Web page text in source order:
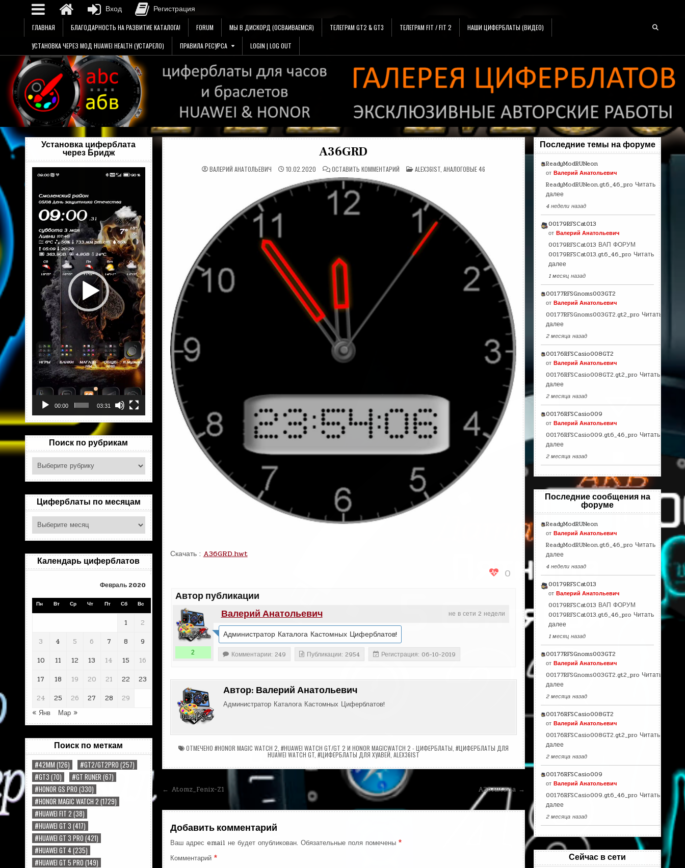
содержимому
ГЛАВНАЯ БЛАГОДАРНОСТЬ НА РАЗВИТИЕ КАТАЛОГА! FORUM МЫ В ДИСКОРД (ОСВАИВАЕМСЯ) ТЕЛЕГРАМ GT2 & GT3 ТЕЛЕГРАМ FIT / FIT 2 НАШИ ЦИФЕРБЛАТЫ (ВИДЕО)
УСТАНОВКА ЧЕРЕЗ МОД HUAWEI HEALTH (УСТАРЕЛО) ПРАВИЛА РЕСУРСА LOGIN | LOG OUT
Установка циферблата
через Бридж
Видеоплеер
00:00 03:31
Поиск по рубрикам
Поиск
рубрикам
Циферблаты по месяцам
Циферблаты
месяцам
Календарь циферблатов
Февраль 2020
Пн Вт Ср Чт Пт Сб Вс
1
2
3
4 5 6 7 8
9
10
11 12 13 14 15
16
17
18 19 20 21 22
23
24
25 26 27 28
29
« Янв
Мар »
Поиск по меткам
#42MM (126) #GT2/GT2PRO (257)
#GT3 (70) #GT RUNER (67)
#HONOR GS PRO (330)
#HONOR MAGIC WATCH 2 (1729)
#HUAWEI FIT 2 (38)
#HUAWEI GT 3 (417)
#HUAWEI GT 3 PRO (421)
#HUAWEI GT 4(235)
#HUAWEI GT 5 PRO (149)
A36GRD
ВАЛЕРИЙ АНАТОЛЬЕВИЧ 10.02.2020 ОСТАВИТЬ КОММЕНТАРИЙНА
A36GRD
ОПУБЛИКОВАНО
В
ALEX36IST, АНАЛОГОВЫЕ 46
Скачать :A36GRD.hwt
0
Автор публикации
не в сети 2 недели
Валерий Анатольевич
2
Администратор Каталога Кастомных Циферблатов!
Комментарии: 249 Публикации: 2954 Регистрация: 06-10-2019
Автор: Валерий Анатольевич
Администратор Каталога Кастомных Циферблатов!
ОТМЕЧЕНО #HONOR MAGIC WATCH 2, #HUAWEI WATCH GT/GT 2 И HONOR MAGICWATCH 2 - ЦИФЕРБЛАТЫ, #ЦИФЕРБЛАТЫ ДЛЯ
HUAWEI WATCH GT, #ЦИФЕРБЛАТЫ ДЛЯ ХУАВЕЙ, ALEX36IST
Навигация
по
записям
A36Autavia →
← Atomz_Fenix-Z1
Добавить комментарий
Ваш адрес email не будет опубликован. Обязательные поля помечены *
Комментарий *
Последние темы на форуме
ReadyModRUNeon
от Валерий Анатольевич
ReadyModRUNeon.gt6_46_pro Читать
далее
4 недели назад
00179RFSCat013
от Валерий Анатольевич
00179RFSCat013 ВАП ФОРУМ
00179RFSCat013.gt6_46_pro Читать
далее
1 месяц назад
00177RFSGnoms003GT2
от Валерий Анатольевич
00177RFSGnoms003GT2.gt2_pro Читать
далее
2 месяца назад
00176RFSCasio008GT2
от Валерий Анатольевич
00176RFSCasio008GT2.gt2_pro Читать
далее
2 месяца назад
00176RFSCasio009
от Валерий Анатольевич
00176RFSCasio009.gt6_46_pro Читать
далее
2 месяца назад
Последние сообщения на
форуме
ReadyModRUNeon
от Валерий Анатольевич
ReadyModRUNeon.gt6_46_pro Читать
далее
4 недели назад
00179RFSCat013
от Валерий Анатольевич
00179RFSCat013 ВАП ФОРУМ
00179RFSCat013.gt6_46_pro Читать
далее
1 месяц назад
00177RFSGnoms003GT2
от Валерий Анатольевич
00177RFSGnoms003GT2.gt2_pro Читать
далее
2 месяца назад
00176RFSCasio008GT2
от Валерий Анатольевич
00176RFSCasio008GT2.gt2_pro Читать
далее
2 месяца назад
00176RFSCasio009
от Валерий Анатольевич
00176RFSCasio009.gt6_46_pro Читать
далее
2 месяца назад
Сейчас в сети
Вход Регистрация